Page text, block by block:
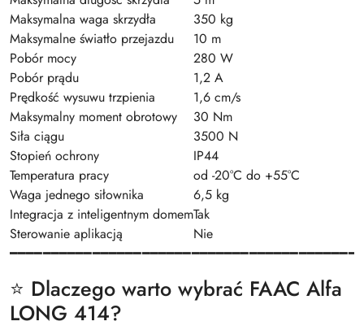
Maksymalna waga skrzydła
350 kg
Maksymalne światło przejazdu
10 m
Pobór mocy
280 W
Pobór prądu
1,2 A
Prędkość wysuwu trzpienia
1,6 cm/s
Maksymalny moment obrotowy
30 Nm
Siła ciągu
3500 N
Stopień ochrony
IP44
Temperatura pracy
od -20°C do +55°C
Waga jednego siłownika
6,5 kg
Integracja z inteligentnym domemTak
Sterowanie aplikacją
Nie
⭐ Dlaczego warto wybrać FAAC Alfa
LONG 414?